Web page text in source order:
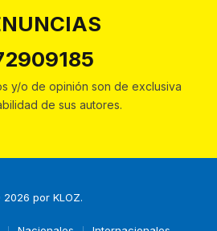
y/o de opinión son de exclusiva
de sus autores.
por KLOZ.